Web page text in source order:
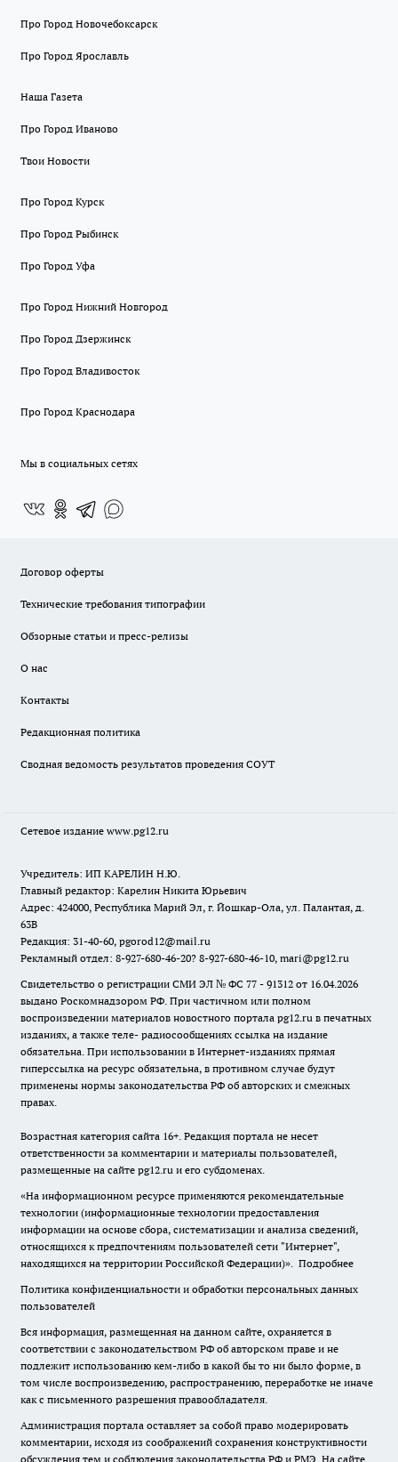
Про Город Новочебоксарск
Про Город Ярославль
Наша Газета
Про Город Иваново
Твои Новости
Про Город Курск
Про Город Рыбинск
Про Город Уфа
Про Город Нижний Новгород
Про Город Дзержинск
Про Город Владивосток
Про Город Краснодара
Мы в социальных сетях
Договор оферты
Технические требования типографии
Обзорные статьи и пресс-релизы
О нас
Контакты
Редакционная политика
Сводная ведомость результатов проведения СОУТ
Сетевое издание www.pg12.ru
Учредитель: ИП КАРЕЛИН Н.Ю.
Главный редактор: Карелин Никита Юрьевич
Адрес: 424000, Республика Марий Эл, г. Йошкар-Ола, ул. Палантая, д.
63В
Редакция: 31-40-60, pgorod12@mail.ru
Рекламный отдел: 8-927-680-46-20? 8-927-680-46-10, mari@pg12.ru
Свидетельство о регистрации СМИ ЭЛ № ФС 77 - 91312 от 16.04.2026
выдано Роскомнадзором РФ. При частичном или полном
воспроизведении материалов новостного портала pg12.ru в печатных
изданиях, а также теле- радиосообщениях ссылка на издание
обязательна. При использовании в Интернет-изданиях прямая
гиперссылка на ресурс обязательна, в противном случае будут
применены нормы законодательства РФ об авторских и смежных
правах.
Возрастная категория сайта 16+. Редакция портала не несет
ответственности за комментарии и материалы пользователей,
размещенные на сайте pg12.ru и его субдоменах.
«На информационном ресурсе применяются рекомендательные
технологии (информационные технологии предоставления
информации на основе сбора, систематизации и анализа сведений,
относящихся к предпочтениям пользователей сети "Интернет",
находящихся на территории Российской Федерации)». Подробнее
Политика конфиденциальности и обработки персональных данных
пользователей
Вся информация, размещенная на данном сайте, охраняется в
соответствии с законодательством РФ об авторском праве и не
подлежит использованию кем-либо в какой бы то ни было форме, в
том числе воспроизведению, распространению, переработке не иначе
как с письменного разрешения правообладателя.
Администрация портала оставляет за собой право модерировать
комментарии, исходя из соображений сохранения конструктивности
обсуждения тем и соблюдения законодательства РФ и РМЭ. На сайте